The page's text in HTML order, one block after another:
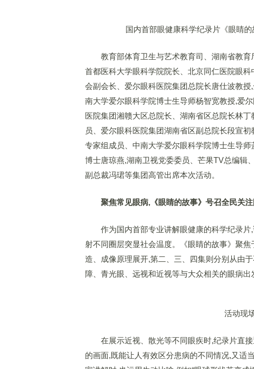
国内首部眼健康科学纪录片《眼睛的
教育部体育卫生与艺术教育司、湖南省教育
首都医科大学眼科学院院长、北京同仁医院眼
会副会长、爱尔眼科医院集团总院长唐仕波教
南大学爱尔眼科学院博士生导师杨智宽教授,爱
医院集团湘赣大区总院长、湖南省区总院长林
员、爱尔眼科医院集团湖南省区副总院长段宣
专家组成员、中南大学爱尔眼科学院博士生导
博士唐琼燕,湖南卫视党委委员、芒果TV总编辑
副总裁冯珺等集团高管出席本次活动。
聚焦常见眼病,《眼睛的故事》号召全民关
作为国内首部专业讲解眼健康的科学纪录片,
射不同圈层突显社会温度。《眼睛的故事》聚
造、成像原理展开,第二、三、四集则分别从由
障、青光眼、远视和近视等与大众相关的眼病出
活动现场
在展示近视、散光等不同眼疾时,纪录片直接
的画面,既能让人有效区分患病的不同情况,又适